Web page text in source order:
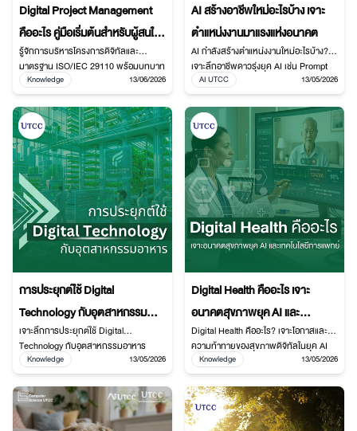
Digital Project Management
คืออะไร คู่มือเริ่มต้นสำหรับผู้สนใจ
สาย IT
รู้จักการบริหารโครงการดิจิทัลและ
มาตรฐาน ISO/IEC 29110 พร้อมบทบาท
สำคัญต่อการพัฒนาซอฟต์แวร์ AI
Cybersecurity และการเตรียมทักษะด้าน
วิทยาการคอมพิวเตอร์ในยุคดิจิทัล
Knowledge 13/06/2026
AI สร้างอาชีพใหม่อะไรบ้าง เจาะ
ตำแหน่งงานมาแรงแห่งอนาคต
AI กำลังสร้างตำแหน่งงานใหม่อะไรบ้าง?
เจาะลึกอาชีพดาวรุ่งยุค AI เช่น Prompt
Engineer, AI Ethics Specialist, AI
Solutions Architect พร้อมแนวทาง
เตรียมตัว Upskill และ Reskill เพื่ออนาคต
การทำงานในยุคดิจิทัล
AI UTCC 13/05/2026
การประยุกต์ใช้ Digital
Technology กับอุตสาหกรรม
อาหาร
เจาะลึกการประยุกต์ใช้ Digital
Technology กับอุตสาหกรรมอาหาร
ตั้งแต่ Smart Farming, AI Analytics,
Robotics, Blockchain, Smart
Packaging ถึง Personalized Nutrition
เพื่อเพิ่มประสิทธิภาพ ลดต้นทุน และสร้าง
นวัตกรรมอาหารแห่งอนาคต
Knowledge 13/05/2026
Digital Health คืออะไร เจาะ
อนาคตสุขภาพยุค AI และ
เทคโนโลยีการแพทย์
Digital Health คืออะไร? เจาะโอกาสและ
ความท้าทายของสุขภาพดิจิทัลในยุค AI
ทั้ง Telemedicine, Big Data, Wearable
Devices และ HealthTech Startup
พร้อมแนวทางพัฒนาทักษะด้าน AI และ
ระบบสุขภาพดิจิทัลในอนาคต
Knowledge 13/05/2026